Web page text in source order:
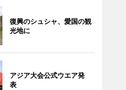
復興のシュシャ、愛国の観
光地に
アジア大会公式ウエア発
表